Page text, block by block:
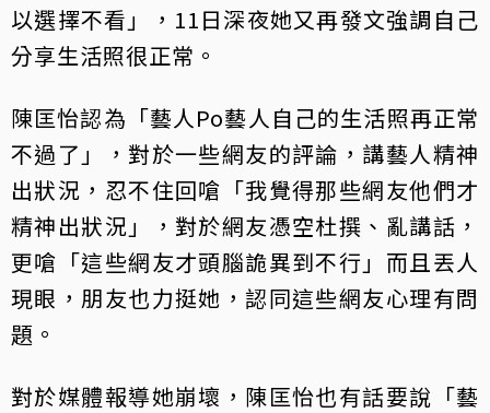
以選擇不看」，11日深夜她又再發文強調自己
分享生活照很正常。
陳匡怡認為「藝人Po藝人自己的生活照再正常
不過了」，對於一些網友的評論，講藝人精神
出狀況，忍不住回嗆「我覺得那些網友他們才
精神出狀況」，對於網友憑空杜撰、亂講話，
更嗆「這些網友才頭腦詭異到不行」而且丟人
現眼，朋友也力挺她，認同這些網友心理有問
題。
對於媒體報導她崩壞，陳匡怡也有話要說「藝